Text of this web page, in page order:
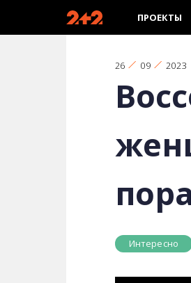
ПРОЕКТЫ
26 09 2023
Интересно